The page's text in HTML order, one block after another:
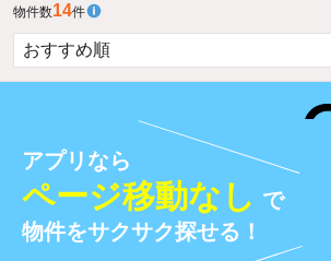
物件数14件
アプリなら
ページ移動なし で
物件をサクサク探せる！